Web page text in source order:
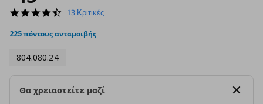
4.5
rating
13 Κριτικές
225 πόντους ανταμοιβής
804.080.24
Θα χρειαστείτε μαζί